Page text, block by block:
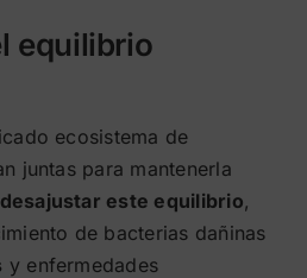
equilibrio
ecosistema de
juntas para mantenerla
desajustar este equilibrio,
de bacterias dañinas
y enfermedades